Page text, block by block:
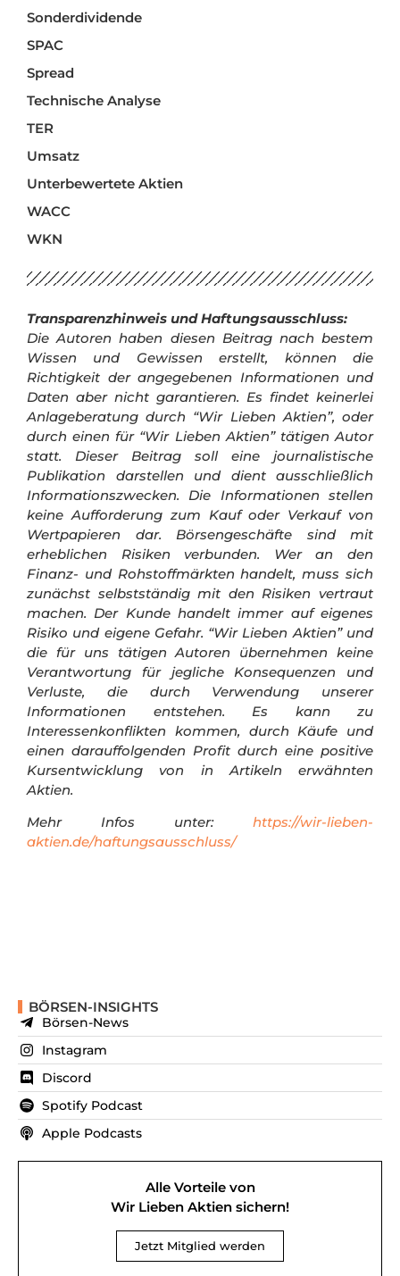
Sonderdividende
SPAC
Spread
Technische Analyse
TER
Umsatz
Unterbewertete Aktien
WACC
WKN
Transparenzhinweis und Haftungsausschluss:
Die Autoren haben diesen Beitrag nach bestem
Wissen und Gewissen erstellt, können die
Richtigkeit der angegebenen Informationen und
Daten aber nicht garantieren. Es findet keinerlei
Anlageberatung durch “Wir Lieben Aktien”, oder
durch einen für “Wir Lieben Aktien” tätigen Autor
statt. Dieser Beitrag soll eine journalistische
Publikation darstellen und dient ausschließlich
Informationszwecken. Die Informationen stellen
keine Aufforderung zum Kauf oder Verkauf von
Wertpapieren dar. Börsengeschäfte sind mit
erheblichen Risiken verbunden. Wer an den
Finanz- und Rohstoffmärkten handelt, muss sich
zunächst selbstständig mit den Risiken vertraut
machen. Der Kunde handelt immer auf eigenes
Risiko und eigene Gefahr. “Wir Lieben Aktien” und
die für uns tätigen Autoren übernehmen keine
Verantwortung für jegliche Konsequenzen und
Verluste, die durch Verwendung unserer
Informationen entstehen. Es kann zu
Interessenkonflikten kommen, durch Käufe und
einen darauffolgenden Profit durch eine positive
Kursentwicklung von in Artikeln erwähnten
Aktien.
Mehr Infos unter: https://wir-lieben-
aktien.de/haftungsausschluss/
BÖRSEN-INSIGHTS
Börsen-News
Instagram
Discord
Spotify Podcast
Apple Podcasts
Alle Vorteile von
Wir Lieben Aktien sichern!
Jetzt Mitglied werden